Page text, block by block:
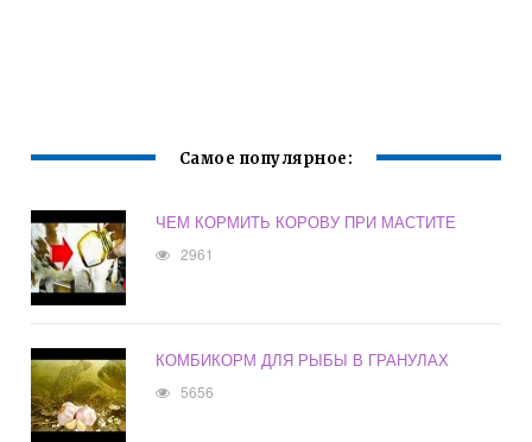
Самое популярное:
ЧЕМ КОРМИТЬ КОРОВУ ПРИ МАСТИТЕ
2961
КОМБИКОРМ ДЛЯ РЫБЫ В ГРАНУЛАХ
5656